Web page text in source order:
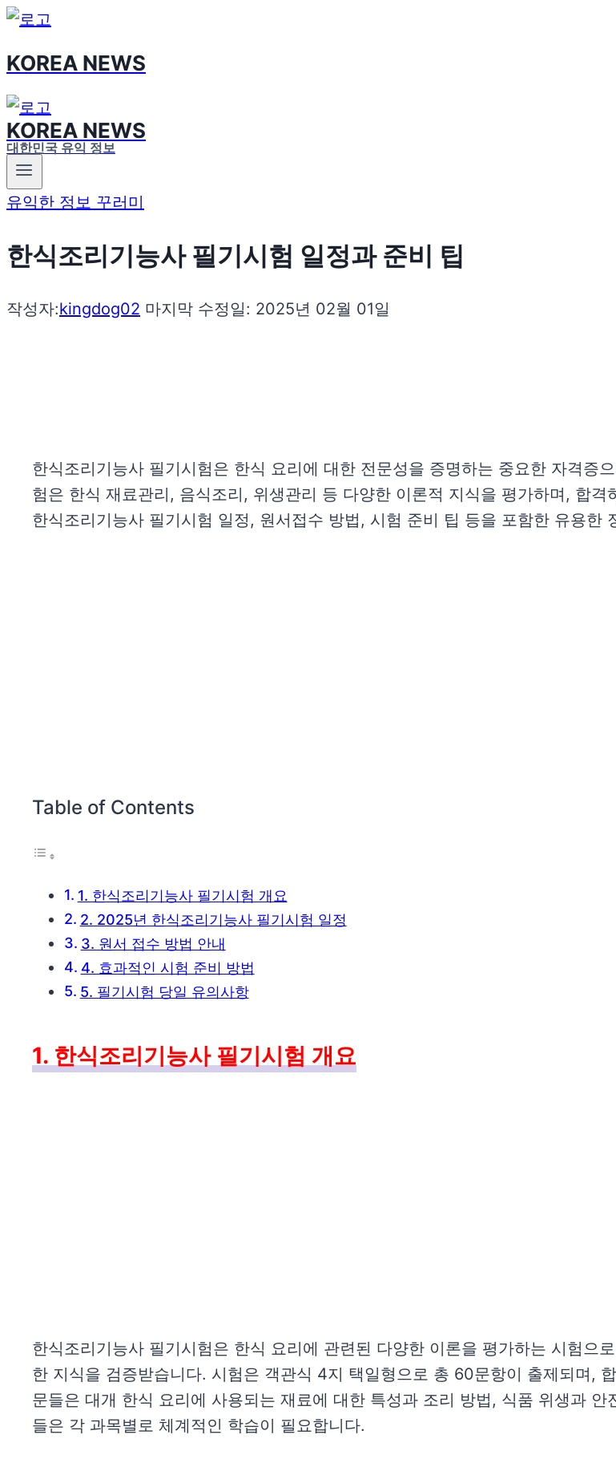
Skip
content
KOREA NEWS
KOREA NEWS
대한민국 유익 정보
유익한 정보 꾸러미
한식조리기능사 필기시험 일정과 준비 팁
작성자:kingdog02 마지막 수정일: 2025년 02월 01일
한식조리기능사 필기시험은 한식 요리에 대한 전문성을 증명하는 중요한 자격증
험은 한식 재료관리, 음식조리, 위생관리 등 다양한 이론적 지식을 평가하며, 합
한식조리기능사 필기시험 일정, 원서접수 방법, 시험 준비 팁 등을 포함한 유용한
Table of Contents
1. 한식조리기능사 필기시험 개요
2. 2025년 한식조리기능사 필기시험 일정
3. 원서 접수 방법 안내
4. 효과적인 시험 준비 방법
5. 필기시험 당일 유의사항
1. 한식조리기능사 필기시험 개요
한식조리기능사 필기시험은 한식 요리에 관련된 다양한 이론을 평가하는 시험으
한 지식을 검증받습니다. 시험은 객관식 4지 택일형으로 총 60문항이 출제되며,
문들은 대개 한식 요리에 사용되는 재료에 대한 특성과 조리 방법, 식품 위생과
들은 각 과목별로 체계적인 학습이 필요합니다.